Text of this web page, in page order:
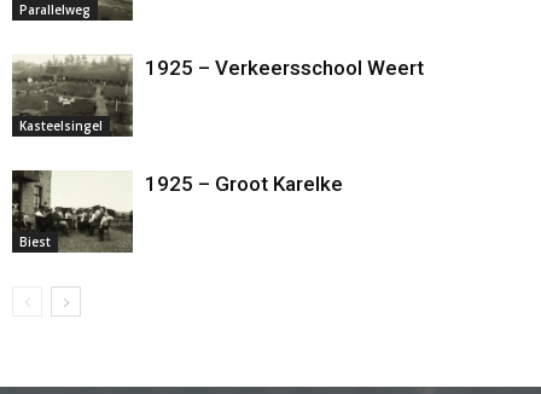
Parallelweg
Kasteelsingel
1925 – Verkeersschool Weert
Biest
1925 – Groot Karelke